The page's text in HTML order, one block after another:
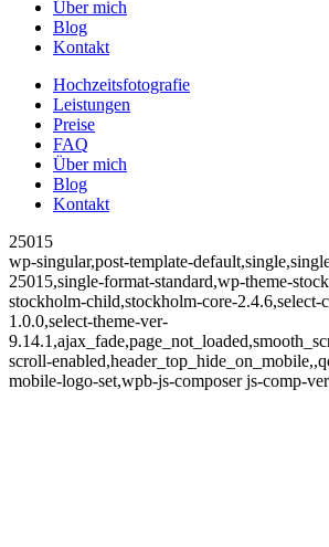
Über mich
Blog
Kontakt
Hochzeitsfotografie
Leistungen
Preise
FAQ
Über mich
Blog
Kontakt
25015
wp-singular,post-template-
25015,single-format-standard,wp-theme-
stockholm-child,stockholm-core-2.4.6,select-
1.0.0,select-theme-ver-
scroll-
mobile-logo-set,wpb-js-composer js-comp-